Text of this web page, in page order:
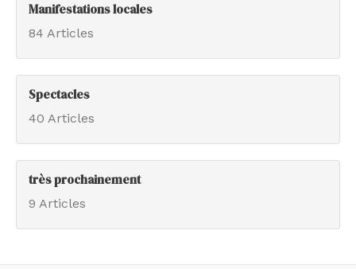
Manifestations locales
84 Articles
Spectacles
40 Articles
très prochainement
9 Articles